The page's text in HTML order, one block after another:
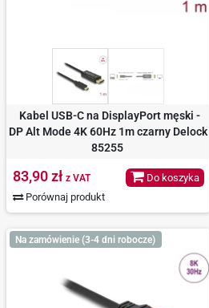
Kabel USB-C na DisplayPort męski -
DP Alt Mode 4K 60Hz 1m czarny Delock
85255
83,90 zł z VAT
Porównaj produkt
Do koszyka
Na zamówienie (3-4 dni robocze)